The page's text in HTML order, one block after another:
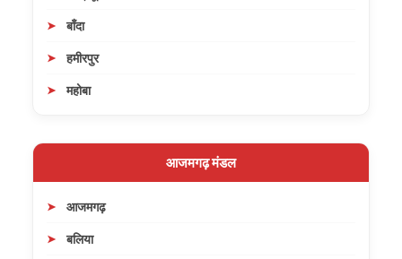
बाँदा
हमीरपुर
महोबा
आजमगढ़ मंडल
आजमगढ़
बलिया